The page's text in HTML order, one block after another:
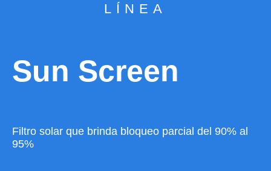
LÍNEA
Sun Screen
Filtro solar que brinda bloqueo parcial del 90% al
95%